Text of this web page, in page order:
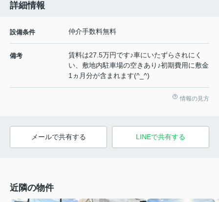
詳細情報
設備条件 仲介手数料無料
備考
賃料は27.5万円です♪車にいたずらされにく
い、敷地内駐車場の空きあり♪初期費用に敷金
1ヵ月分が含まれます(^_^)
情報の見方
メールで共有する LINEで共有する
近隣の物件